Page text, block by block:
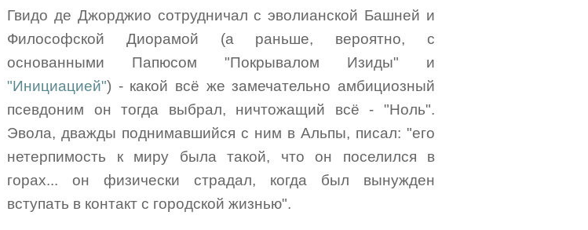
Гвидо де Джорджио сотрудничал с эволианской Башней и
Философской Диорамой (а раньше, вероятно, с
основанными Папюсом "Покрывалом Изиды" и
"Инициацией") - какой всё же замечательно амбициозный
псевдоним он тогда выбрал, ничтожащий всё - "Ноль".
Эвола, дважды поднимавшийся с ним в Альпы, писал: "его
нетерпимость к миру была такой, что он поселился в
горах... он физически страдал, когда был вынужден
вступать в контакт с городской жизнью".